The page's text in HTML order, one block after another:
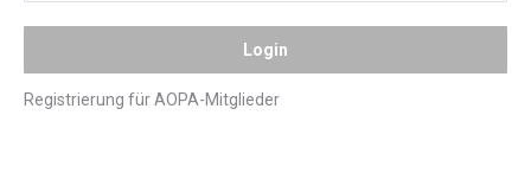
Registrierung für AOPA-Mitglieder